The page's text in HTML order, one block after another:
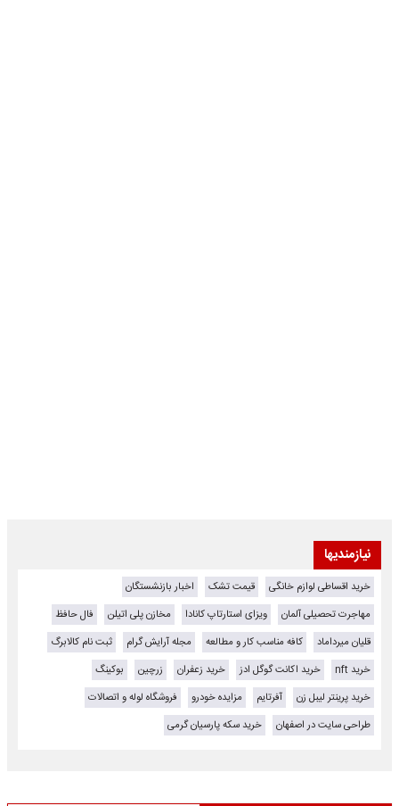
نیازمندیها
خرید اقساطی لوازم خانگی قیمت تشک
اخبار بازنشستگان
مهاجرت تحصیلی آلمان
ویزای استارتاپ کانادا مخازن پلی اتیلن
فال حافظ
قلیان میرداماد
کافه مناسب کار و مطالعه مجله آرایش گرام
ثبت نام کالابرگ
خرید nft
خرید اکانت گوگل ادز خرید زعفران زرچین
بوکینگ
خرید پرینتر لیبل زن
آفرتایم مزایده خودرو
فروشگاه لوله و اتصالات
طراحی سایت در اصفهان
خرید سکه پارسیان گرمی